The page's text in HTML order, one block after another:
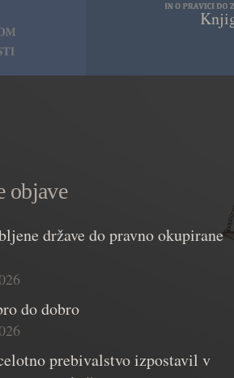
objave
države do pravno okupirane
do dobro
prebivalstvo izpostavil v